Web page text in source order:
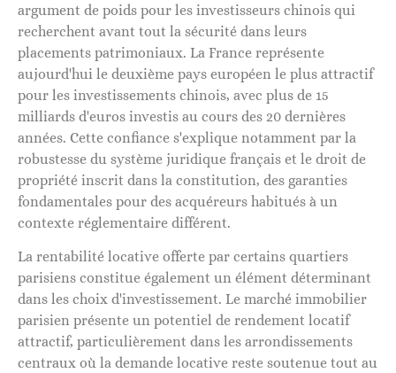
argument de poids pour les investisseurs chinois qui
recherchent avant tout la sécurité dans leurs
placements patrimoniaux. La France représente
aujourd'hui le deuxième pays européen le plus attractif
pour les investissements chinois, avec plus de 15
milliards d'euros investis au cours des 20 dernières
années. Cette confiance s'explique notamment par la
robustesse du système juridique français et le droit de
propriété inscrit dans la constitution, des garanties
fondamentales pour des acquéreurs habitués à un
contexte réglementaire différent.
La rentabilité locative offerte par certains quartiers
parisiens constitue également un élément déterminant
dans les choix d'investissement. Le marché immobilier
parisien présente un potentiel de rendement locatif
attractif, particulièrement dans les arrondissements
centraux où la demande locative reste soutenue tout au